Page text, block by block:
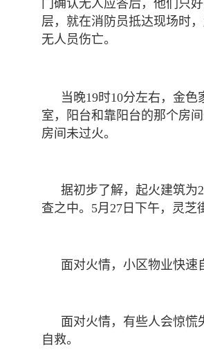
门确认无人应答后，他们只
层，就在消防员抵达现场时
无人员伤亡。
当晚19时10分左右，金
室，阳台和靠阳台的那个房
房间未过火。
据初步了解，起火建筑为
查之中。5月27日下午，灵
面对火情，小区物业快速
面对火情，有些人会惊慌
自救。